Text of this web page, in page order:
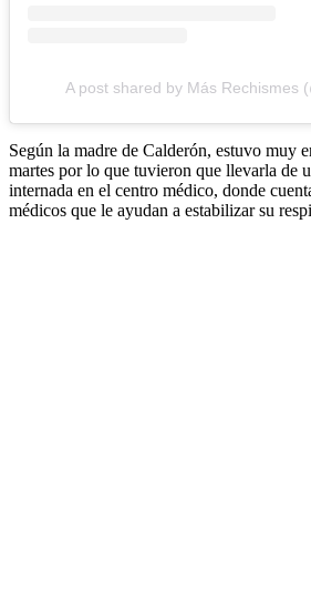
A post shared by Más Rechismes
Según la madre de Calderón, estuvo muy
martes por lo que tuvieron que llevarla de
internada en el centro médico, donde
médicos que le ayudan a estabilizar su